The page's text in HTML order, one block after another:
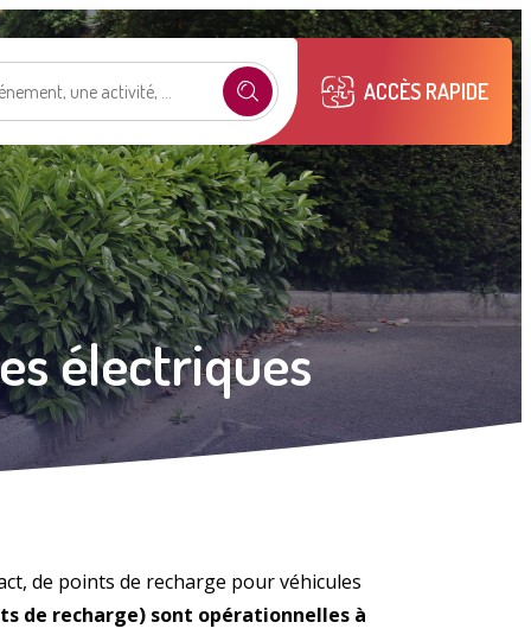
ACCÈS RAPIDE
mon profil
Mon compte M2A
électriques
de points de recharge pour véhicules
de recharge) sont opérationnelles à